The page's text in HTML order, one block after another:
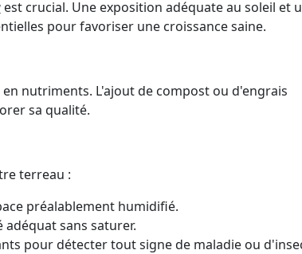
est crucial. Une exposition adéquate au soleil et
pour favoriser une croissance saine.
nutriments. L'ajout de compost ou d'engrais
sa qualité.
terreau :
préalablement humidifié.
sans saturer.
pour détecter tout signe de maladie ou